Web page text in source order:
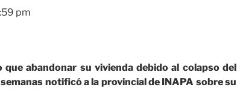
pm
abandonar su vivienda debido al colapso del
notificó a la provincial de INAPA sobre su